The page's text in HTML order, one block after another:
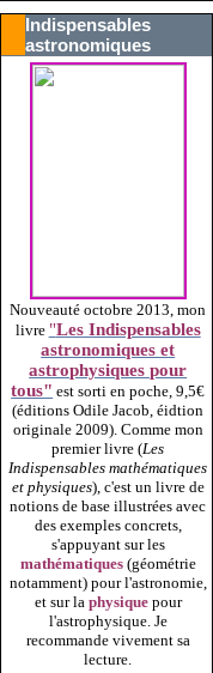
Indispensables
astronomiques
Nouveauté octobre 2013, mon
livre "Les Indispensables
astronomiques et
astrophysiques pour
tous" est sorti en poche, 9,5€
(éditions Odile Jacob, éidtion
originale 2009). Comme mon
premier livre (Les
Indispensables mathématiques
et physiques), c'est un livre de
notions de base illustrées avec
des exemples concrets,
s'appuyant sur les
mathématiques(géométrie
notamment) pour l'astronomie,
et sur la physiquepour
l'astrophysique. Je
recommande vivement sa
lecture.